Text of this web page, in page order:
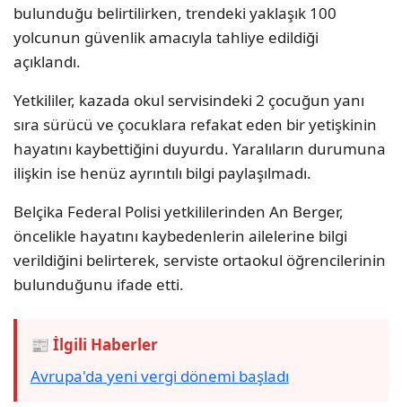
bulunduğu belirtilirken, trendeki yaklaşık 100
yolcunun güvenlik amacıyla tahliye edildiği
açıklandı.
Yetkililer, kazada okul servisindeki 2 çocuğun yanı
sıra sürücü ve çocuklara refakat eden bir yetişkinin
hayatını kaybettiğini duyurdu. Yaralıların durumuna
ilişkin ise henüz ayrıntılı bilgi paylaşılmadı.
Belçika Federal Polisi yetkililerinden An Berger,
öncelikle hayatını kaybedenlerin ailelerine bilgi
verildiğini belirterek, serviste ortaokul öğrencilerinin
bulunduğunu ifade etti.
📰 İlgili Haberler
Avrupa'da yeni vergi dönemi başladı